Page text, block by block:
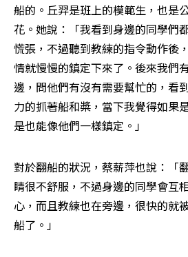
船的。丘羿是班上的模範生，也是
花。她說：「我看到身邊的同學們
慌張，不過聽到教練的指令動作後
情就慢慢的鎮定下來了。後來我們
邊，問他們有沒有需要幫忙的，看
力的抓著船和槳，當下我覺得如果
是也能像他們一樣鎮定。」
對於翻船的狀況，蔡薪萍也說：「
睛很不舒服，不過身邊的同學會互
心，而且教練也在旁邊，很快的就
船了。」